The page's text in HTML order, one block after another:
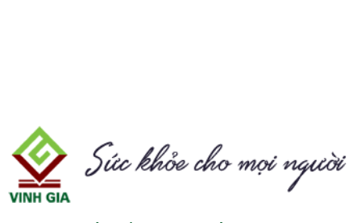
bón, và đặc biệt là sôi
bụng, gây ảnh hưởng
đến cuộc sống hàng